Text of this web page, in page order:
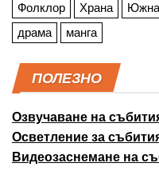
Фолклор
Храна Южна
драма
манга
ПОЛЕЗНО
Озвучаване на
Осветление за
Видеозаснемане на